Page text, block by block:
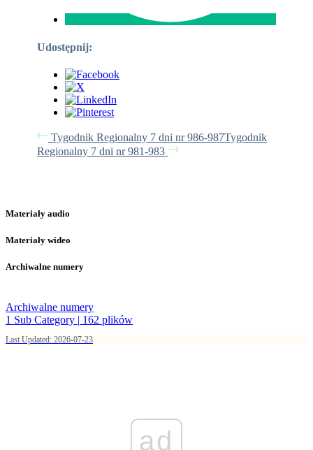
Udostępnij:
Tygodnik Regionalny 7 dni nr 986-987Tygodnik
Regionalny 7 dni nr 981-983
Materiały audio
Materiały wideo
Archiwalne numery
Archiwalne numery
1 Sub Category | 162 plików
Last Updated: 2026-07-23
ad